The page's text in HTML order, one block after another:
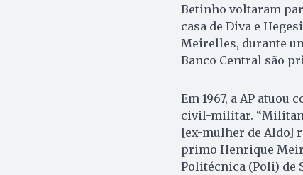
Betinho voltaram
casa de Diva e
Meirelles, durante
Banco Central são
Em 1967, a AP
civil-militar.
[ex-mulher de Aldo]
primo Henrique
Politécnica (Poli) de